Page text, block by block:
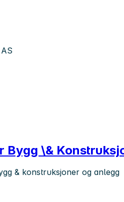
Bygg \&
& konstruksjoner og anlegg